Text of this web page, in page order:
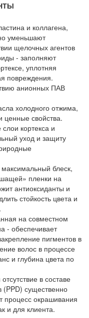
и коллагена,
уменьшают
щелочных агентов
- заполняют
уплотняя
повреждения.
анионных ПАВ
холодного отжима,
свойства.
кортекса и
уход и защиту
блеск,
пленки на
антиоксиданты и
стойкость цвета и
на совместном
- обеспечивает
пигментов в
волос в процессе
и глубина цвета по
отсутствие в составе
(PPD) существенно
процесс окрашивания
и для клиента.